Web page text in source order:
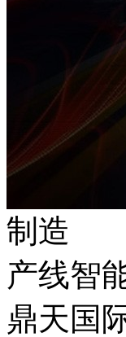
制造
产线智
鼎天国